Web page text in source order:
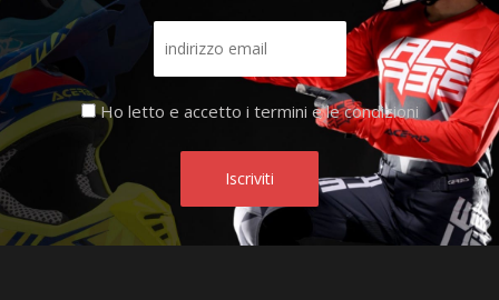
Ho letto e accetto i termini e le condizioni